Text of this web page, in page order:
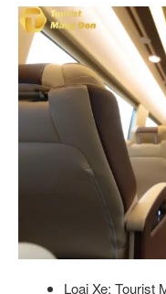
Loại Xe: Tourist